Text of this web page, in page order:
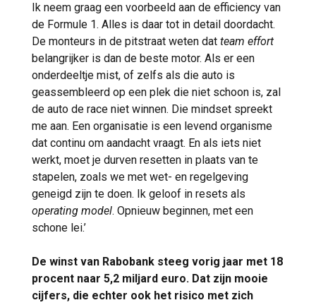
Ik neem graag een voorbeeld aan de efficiency van
de Formule 1. Alles is daar tot in detail doordacht.
De monteurs in de pitstraat weten dat team effort
belangrijker is dan de beste motor. Als er een
onderdeeltje mist, of zelfs als die auto is
geassembleerd op een plek die niet schoon is, zal
de auto de race niet winnen. Die mindset spreekt
me aan. Een organisatie is een levend organisme
dat continu om aandacht vraagt. En als iets niet
werkt, moet je durven resetten in plaats van te
stapelen, zoals we met wet- en regelgeving
geneigd zijn te doen. Ik geloof in resets als
operating model. Opnieuw beginnen, met een
schone lei.’
De winst van Rabobank steeg vorig jaar met 18
procent naar 5,2 miljard euro. Dat zijn mooie
cijfers, die echter ook het risico met zich